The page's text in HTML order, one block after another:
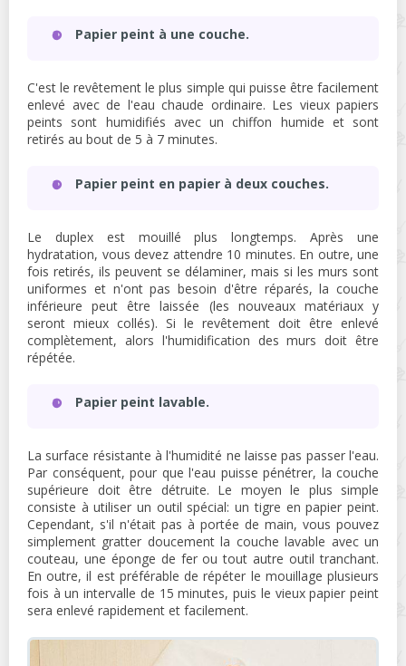
Papier peint à une couche.
C'est le revêtement le plus simple qui puisse être facilement
enlevé avec de l'eau chaude ordinaire. Les vieux papiers
peints sont humidifiés avec un chiffon humide et sont
retirés au bout de 5 à 7 minutes.
Papier peint en papier à deux couches.
Le duplex est mouillé plus longtemps. Après une
hydratation, vous devez attendre 10 minutes. En outre, une
fois retirés, ils peuvent se délaminer, mais si les murs sont
uniformes et n'ont pas besoin d'être réparés, la couche
inférieure peut être laissée (les nouveaux matériaux y
seront mieux collés). Si le revêtement doit être enlevé
complètement, alors l'humidification des murs doit être
répétée.
Papier peint lavable.
La surface résistante à l'humidité ne laisse pas passer l'eau.
Par conséquent, pour que l'eau puisse pénétrer, la couche
supérieure doit être détruite. Le moyen le plus simple
consiste à utiliser un outil spécial: un tigre en papier peint.
Cependant, s'il n'était pas à portée de main, vous pouvez
simplement gratter doucement la couche lavable avec un
couteau, une éponge de fer ou tout autre outil tranchant.
En outre, il est préférable de répéter le mouillage plusieurs
fois à un intervalle de 15 minutes, puis le vieux papier peint
sera enlevé rapidement et facilement.